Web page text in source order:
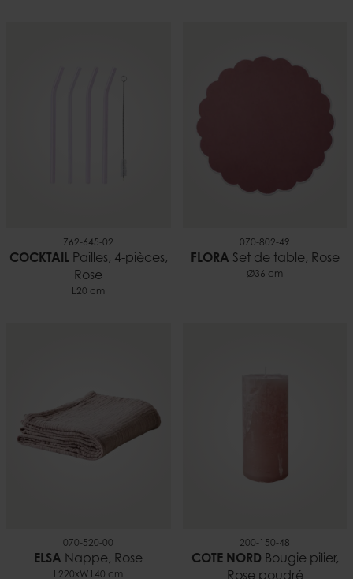
762-645-02
COCKTAILPailles, 4-pièces,
Rose
L20 cm
070-802-49
FLORA Set de table, Rose
Ø36 cm
070-520-00
ELSA Nappe, Rose
L220xW140 cm
200-150-48
COTE NORD Bougie pilier,